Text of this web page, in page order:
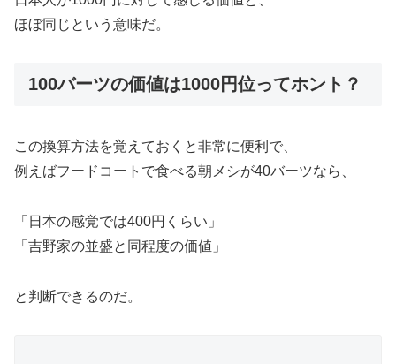
ほぼ同じという意味だ。
100バーツの価値は1000円位ってホント？
この換算方法を覚えておくと非常に便利で、
例えばフードコートで食べる朝メシが40バーツなら、
「日本の感覚では400円くらい」
「吉野家の並盛と同程度の価値」
と判断できるのだ。